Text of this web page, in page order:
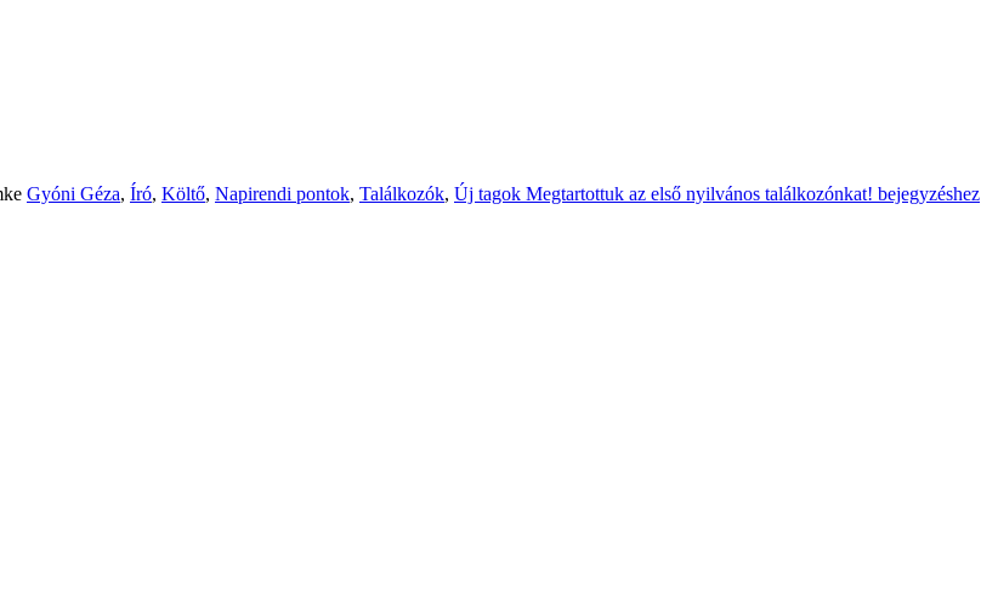
Gyóni Géza, Író, Költő, Napirendi pontok, Találkozók, Új tagok Megtartottuk az első nyilvános találkozónkat! bejegyzéshez